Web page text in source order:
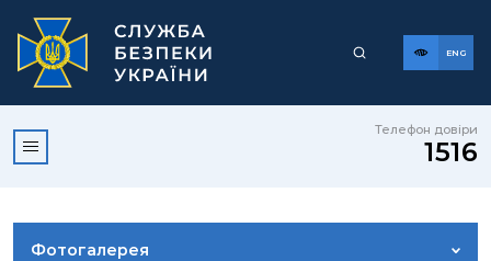
ENG
Телефон довіри
1516
Фотогалерея